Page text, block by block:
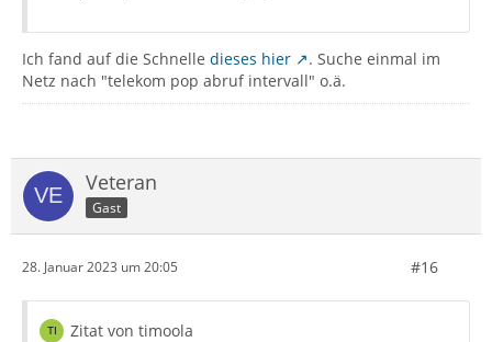
Ich fand auf die Schnelle dieses hier
. Suche einmal im
Netz nach "telekom pop abruf intervall" o.ä.
Veteran
Gast
28. Januar 2023 um 20:05 #16
Zitat von timoola